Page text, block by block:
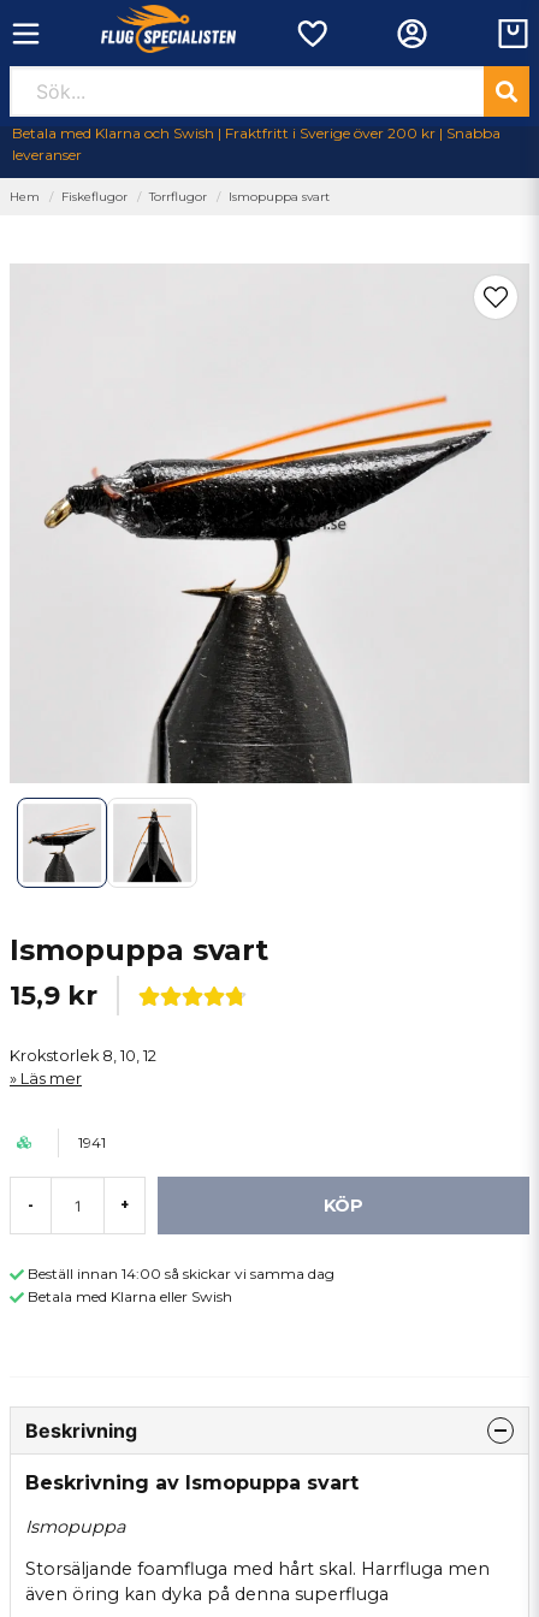
Betala med Klarna och Swish | Fraktfritt i Sverige över 200 kr | Snabba
leveranser
Hem Fiskeflugor Torrflugor Ismopuppa svart
Ismopuppa svart
15,9 kr
Krokstorlek 8, 10, 12
Läs mer
1941
- + KÖP
Beställ innan 14:00 så skickar vi samma dag
Betala med Klarna eller Swish
Beskrivning
Beskrivning av Ismopuppa svart
Ismopuppa
Storsäljande foamfluga med hårt skal. Harrfluga men
även öring kan dyka på denna superfluga